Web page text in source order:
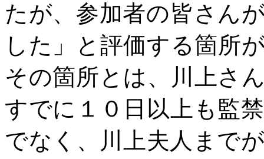
たが、参加者の皆さん
した」と評価する箇所
その箇所とは、川上さ
すでに１０日以上も監
でなく、川上夫人まで